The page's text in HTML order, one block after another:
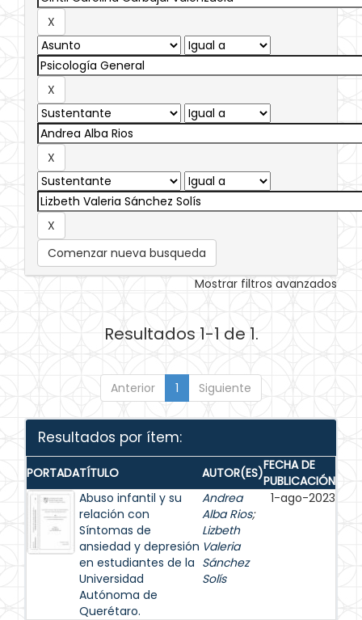
Comenzar nueva busqueda
Mostrar filtros avanzados
Resultados 1-1 de 1.
Anterior 1 Siguiente
Resultados por ítem:
PORTADATÍTULO AUTOR(ES)FECHA DE
PUBLICACIÓN
Abuso infantil y su
relación con
Síntomas de
ansiedad y depresión
en estudiantes de la
Universidad
Autónoma de
Querétaro.
Andrea
Alba Rios;
Lizbeth
Valeria
Sánchez
Solís
1-ago-2023